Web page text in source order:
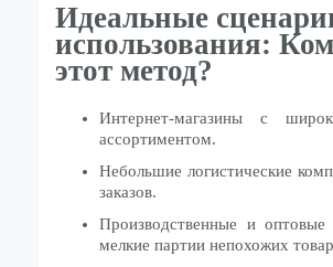
Идеальные
использования:
этот метод?
Интернет-магазины с
ассортиментом.
Небольшие логистические
заказов.
Производственные и
мелкие партии непохожих